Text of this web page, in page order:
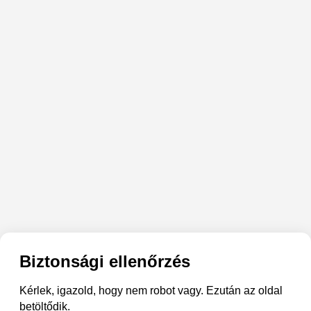
Biztonsági ellenőrzés
Kérlek, igazold, hogy nem robot vagy. Ezután az oldal
betöltődik.